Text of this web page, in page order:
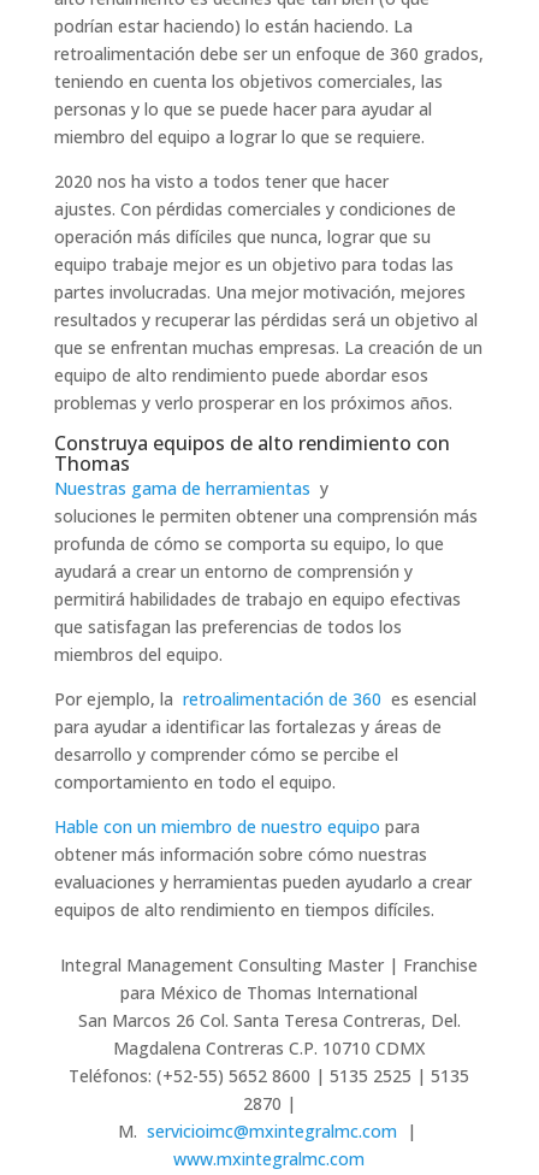
podrían estar haciendo) lo están haciendo. La
retroalimentación debe ser un enfoque de 360 ​​grados,
teniendo en cuenta los objetivos comerciales, las
personas y lo que se puede hacer para ayudar al
miembro del equipo a lograr lo que se requiere.
2020 nos ha visto a todos tener que hacer
ajustes. Con pérdidas comerciales y condiciones de
operación más difíciles que nunca, lograr que su
equipo trabaje mejor es un objetivo para todas las
partes involucradas. Una mejor motivación, mejores
resultados y recuperar las pérdidas será un objetivo al
que se enfrentan muchas empresas. La creación de un
equipo de alto rendimiento puede abordar esos
problemas y verlo prosperar en los próximos años.
Construya equipos de alto rendimiento con
Thomas
Nuestras gama de herramientas y
soluciones le permiten obtener una comprensión más
profunda de cómo se comporta su equipo, lo que
ayudará a crear un entorno de comprensión y
permitirá habilidades de trabajo en equipo efectivas
que satisfagan las preferencias de todos los
miembros del equipo.
Por ejemplo, la retroalimentación de 360 es esencial
para ayudar a identificar las fortalezas y áreas de
desarrollo y comprender cómo se percibe el
comportamiento en todo el equipo.
Hable con un miembro de nuestro equipo para
obtener más información sobre cómo nuestras
evaluaciones y herramientas pueden ayudarlo a crear
equipos de alto rendimiento en tiempos difíciles.
Integral Management Consulting Master | Franchise
para México de Thomas International
San Marcos 26 Col. Santa Teresa Contreras, Del.
Magdalena Contreras C.P. 10710 CDMX
Teléfonos: (+52-55) 5652 8600 | 5135 2525 | 5135
2870 |
M. servicioimc@mxintegralmc.com|
www.mxintegralmc.com